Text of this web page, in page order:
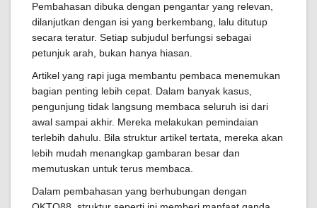
Pembahasan dibuka dengan pengantar yang relevan,
dilanjutkan dengan isi yang berkembang, lalu ditutup
secara teratur. Setiap subjudul berfungsi sebagai
petunjuk arah, bukan hanya hiasan.
Artikel yang rapi juga membantu pembaca menemukan
bagian penting lebih cepat. Dalam banyak kasus,
pengunjung tidak langsung membaca seluruh isi dari
awal sampai akhir. Mereka melakukan pemindaian
terlebih dahulu. Bila struktur artikel tertata, mereka akan
lebih mudah menangkap gambaran besar dan
memutuskan untuk terus membaca.
Dalam pembahasan yang berhubungan dengan